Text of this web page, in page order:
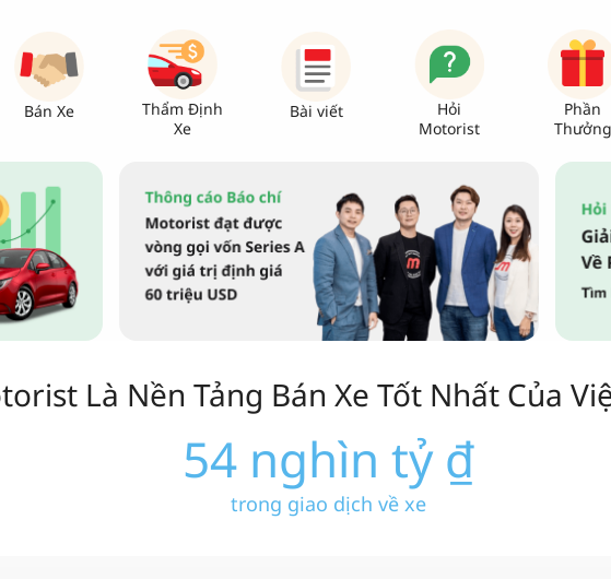
Bán Xe
Thẩm Định
Xe
Bài viết
Hỏi
Motorist
Phần
Thưởng
Là Nền Tảng Bán Xe Tốt Nhất Của
54 nghìn tỷ ₫
trong giao dịch về xe